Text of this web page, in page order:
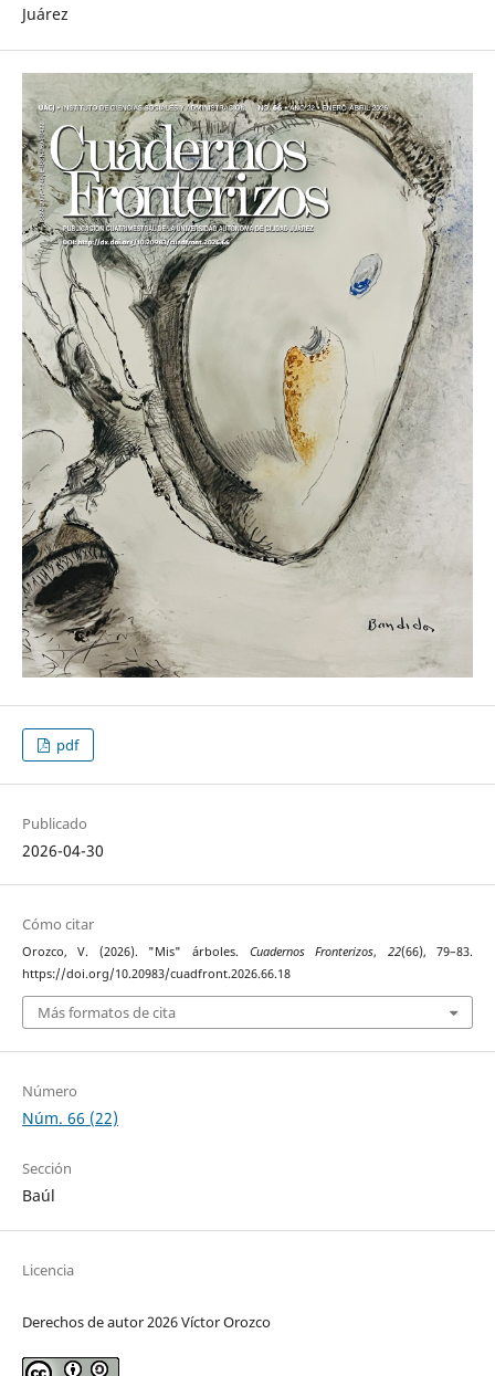
Juárez
pdf
Publicado
2026-04-30
Cómo citar
Orozco, V. (2026). "Mis" árboles. Cuadernos Fronterizos, 22(66), 79–83.
https://doi.org/10.20983/cuadfront.2026.66.18
Más formatos de cita
Número
Núm. 66 (22)
Sección
Baúl
Licencia
Derechos de autor 2026 Víctor Orozco